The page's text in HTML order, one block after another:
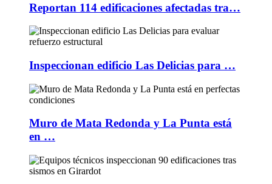
Reportan 114 edificaciones afectadas tra…
Inspeccionan edificio Las Delicias para …
Muro de Mata Redonda y La Punta está
en …